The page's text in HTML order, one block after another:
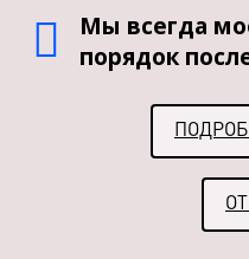
Мы всегда
порядок